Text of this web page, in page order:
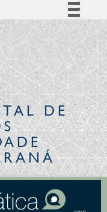
Simplifique!
Comunica BR
Participe
à informação
Legislação
CanaisDE